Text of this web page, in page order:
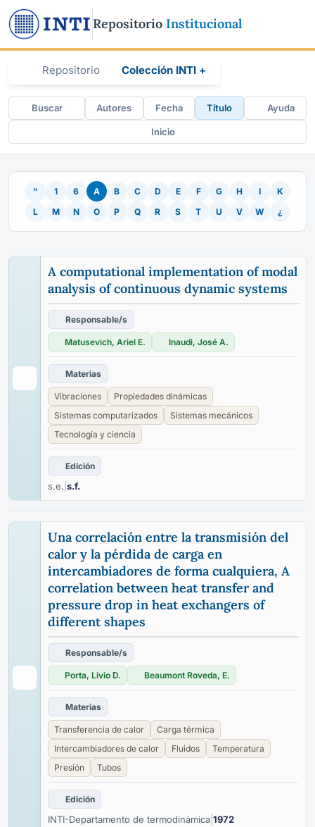
Repositorio Institucional
Repositorio Colección INTI +
Buscar Autores Fecha Título Ayuda
Inicio
" 1 6 A B C D E F G H I
K
L
M N O P Q R S T U V W ¿
A computational implementation of modal
analysis of continuous dynamic systems
Responsable/s
Matusevich, Ariel E. Inaudi, José A.
Materias
Vibraciones
Propiedades dinámicas
Sistemas computarizados
Sistemas mecánicos
Tecnología y ciencia
Edición
s.e. s.f.
Una correlación entre la transmisión del
calor y la pérdida de carga en
intercambiadores de forma cualquiera, A
correlation between heat transfer and
pressure drop in heat exchangers of
different shapes
Responsable/s
Porta, Livio D. Beaumont Roveda, E.
Materias
Transferencia de calor
Carga térmica
Intercambiadores de calor
Fluidos
Temperatura
Presión
Tubos
Edición
INTI-Departamento de termodinámica 1972